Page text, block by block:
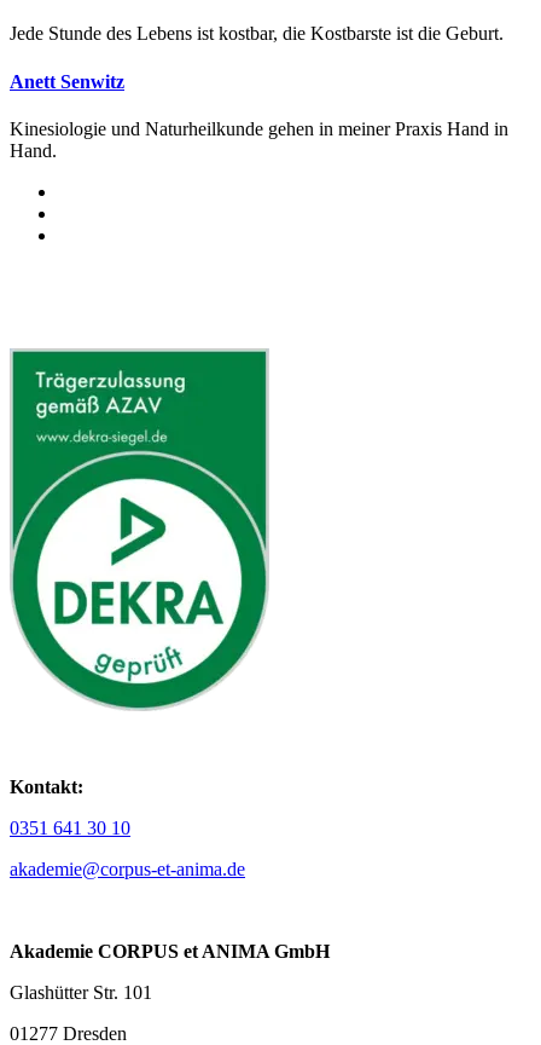
Jede Stunde des Lebens ist kostbar, die Kostbarste ist die Geburt.
Anett Senwitz
Kinesiologie und Naturheilkunde gehen in meiner Praxis Hand in
Hand.
Kontakt:
0351 641 30 10
akademie@corpus-et-anima.de
Akademie CORPUS et ANIMA GmbH
Glashütter Str. 101
01277 Dresden